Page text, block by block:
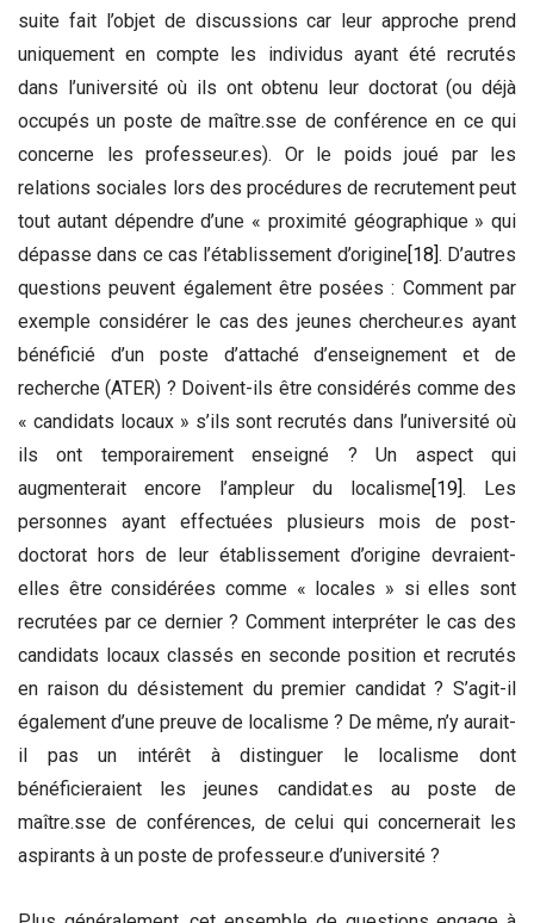
suite fait l’objet de discussions car leur approche prend
uniquement en compte les individus ayant été recrutés
dans l’université où ils ont obtenu leur doctorat (ou déjà
occupés un poste de maître.sse de conférence en ce qui
concerne les professeur.es). Or le poids joué par les
relations sociales lors des procédures de recrutement peut
tout autant dépendre d’une « proximité géographique » qui
dépasse dans ce cas l’établissement d’origine[18]. D’autres
questions peuvent également être posées : Comment par
exemple considérer le cas des jeunes chercheur.es ayant
bénéficié d’un poste d’attaché d’enseignement et de
recherche (ATER) ? Doivent-ils être considérés comme des
« candidats locaux » s’ils sont recrutés dans l’université où
ils ont temporairement enseigné ? Un aspect qui
augmenterait encore l’ampleur du localisme[19]. Les
personnes ayant effectuées plusieurs mois de post-
doctorat hors de leur établissement d’origine devraient-
elles être considérées comme « locales » si elles sont
recrutées par ce dernier ? Comment interpréter le cas des
candidats locaux classés en seconde position et recrutés
en raison du désistement du premier candidat ? S’agit-il
également d’une preuve de localisme ? De même, n’y aurait-
il pas un intérêt à distinguer le localisme dont
bénéficieraient les jeunes candidat.es au poste de
maître.sse de conférences, de celui qui concernerait les
aspirants à un poste de professeur.e d’université ?